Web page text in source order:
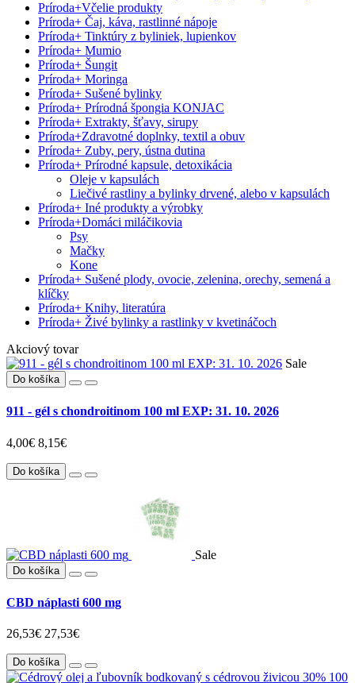
Príroda+Včelie produkty
Príroda+ Čaj, káva, rastlinné nápoje
Príroda+ Tinktúry z byliniek, lupienkov
Príroda+ Mumio
Príroda+ Šungit
Príroda+ Moringa
Príroda+ Sušené bylinky
Príroda+ Prírodná špongia KONJAC
Príroda+ Extrakty, šťavy, sirupy
Príroda+Zdravotné doplnky, textil a obuv
Príroda+ Zuby, pery, ústna dutina
Príroda+ Prírodné kapsule, detoxikácia
Oleje v kapsulách
Liečivé rastliny a bylinky drvené, alebo v kapsulách
Príroda+ Iné produkty a výrobky
Príroda+Domáci miláčikovia
Psy
Mačky
Kone
Príroda+ Sušené plody, ovocie, zelenina, orechy, semená a
klíčky
Príroda+ Knihy, literatúra
Príroda+ Živé bylinky a rastlinky v kvetináčoch
Akciový tovar
Sale
Do košíka
911 - gél s chondroitinom 100 ml EXP: 31. 10. 2026
4,00€ 8,15€
Do košíka
Sale
Do košíka
CBD náplasti 600 mg
26,53€ 27,53€
Do košíka